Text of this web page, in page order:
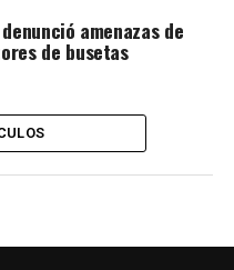
amenazas de
de busetas